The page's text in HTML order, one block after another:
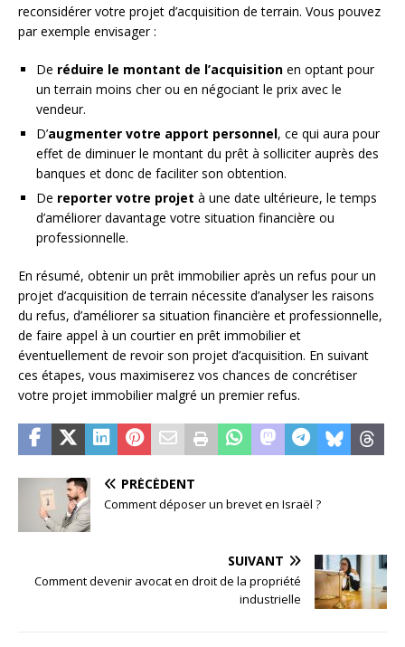
reconsidérer votre projet d’acquisition de terrain. Vous pouvez
par exemple envisager :
De réduire le montant de l’acquisition en optant pour
un terrain moins cher ou en négociant le prix avec le
vendeur.
D’augmenter votre apport personnel, ce qui aura pour
effet de diminuer le montant du prêt à solliciter auprès des
banques et donc de faciliter son obtention.
De reporter votre projet à une date ultérieure, le temps
d’améliorer davantage votre situation financière ou
professionnelle.
En résumé, obtenir un prêt immobilier après un refus pour un
projet d’acquisition de terrain nécessite d’analyser les raisons
du refus, d’améliorer sa situation financière et professionnelle,
de faire appel à un courtier en prêt immobilier et
éventuellement de revoir son projet d’acquisition. En suivant
ces étapes, vous maximiserez vos chances de concrétiser
votre projet immobilier malgré un premier refus.
PRÉCÉDENT
Comment déposer un brevet en Israël ?
SUIVANT
Comment devenir avocat en droit de la propriété
industrielle